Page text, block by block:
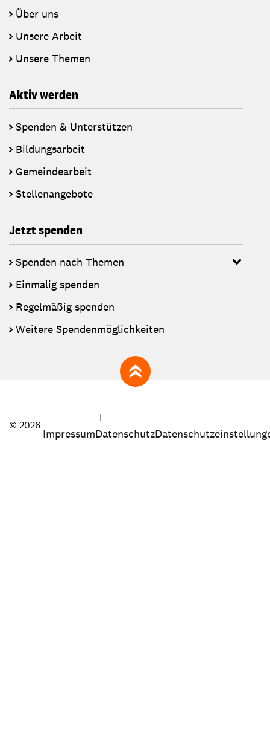
Über uns
Unsere Arbeit
Unsere Themen
Aktiv werden
Spenden & Unterstützen
Bildungsarbeit
Gemeindearbeit
Stellenangebote
Jetzt spenden
Spenden nach Themen
Einmalig spenden
Regelmäßig spenden
Weitere Spendenmöglichkeiten
zum Seitenanfang
© 2026
ImpressumDatenschutz